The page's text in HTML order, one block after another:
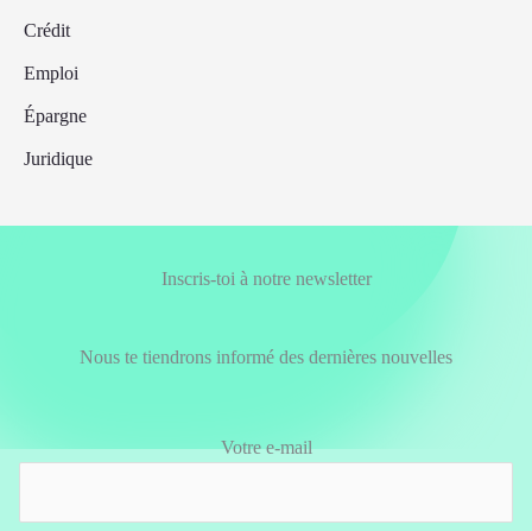
Crédit
Emploi
Épargne
Juridique
Inscris-toi à notre newsletter
Nous te tiendrons informé des dernières nouvelles
Votre e-mail